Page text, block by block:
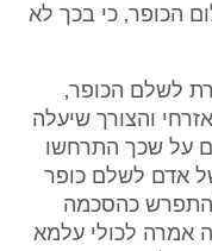
הכופר, כי בכך לא
לשלם הכופר,
והצורך שיעלה
על שכך התרחשו
אדם לשלם כופר
כהסכמה
אמרה לכולי עלמא